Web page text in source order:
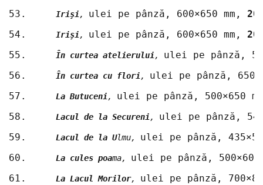
Irişi, ulei pe pânză, 600×650 mm,
Irişi, ulei pe pânză, 600×650 mm,
În curtea atelierului, ulei pe pânză,
În curtea cu flori, ulei pe pânză,
La Butuceni, ulei pe pânză, 500×650
Lacul de la Secureni, ulei pe pânză,
Lacul de la Ulmu, ulei pe pânză,
La cules poama, ulei pe pânză,
La Lacul Morilor, ulei pe pânză,